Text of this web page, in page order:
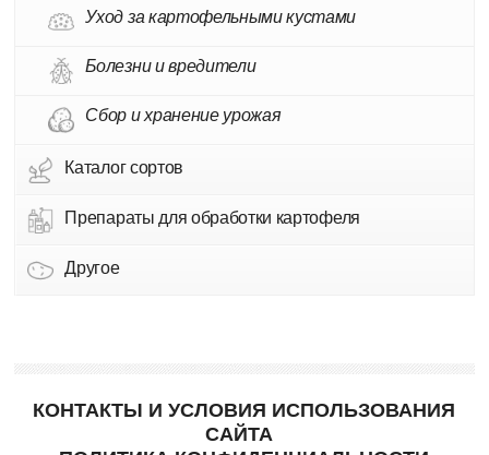
Уход за картофельными кустами
Болезни и вредители
Сбор и хранение урожая
Каталог сортов
Препараты для обработки картофеля
Другое
КОНТАКТЫ И УСЛОВИЯ ИСПОЛЬЗОВАНИЯ
САЙТА